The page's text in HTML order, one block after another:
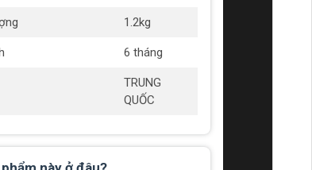
1.2kg
6 tháng
TRUNG
QUỐC